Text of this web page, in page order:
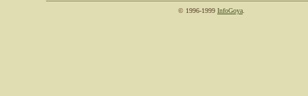
© 1996-1999 InfoGoya